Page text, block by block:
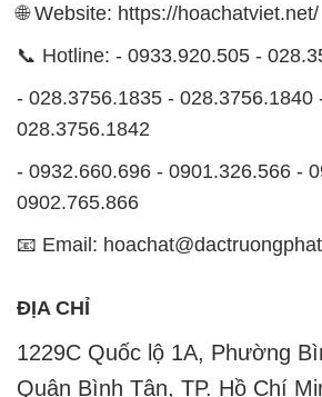
🌐 Website: https://hoachatviet.net/
📞 Hotline: - 0933.920.505 -
- 028.3756.1835 - 028.3756.1840
028.3756.1842
- 0932.660.696 - 0901.326.566 -
0902.765.866
📧 Email:
ĐỊA CHỈ
1229C Quốc lộ 1A, Phường
Quận Bình Tân, TP. Hồ Chí